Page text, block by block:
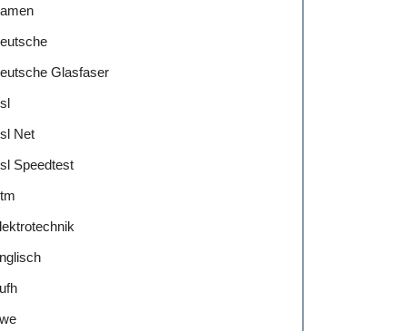
Glasfaser
Net
Speedtest